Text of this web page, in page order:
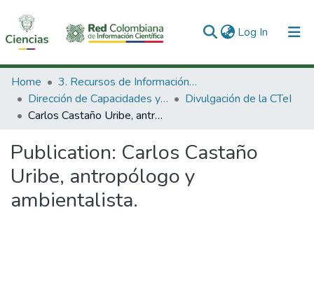
Log In (current)
Communities & Collections
All of DSpace
Home
3. Recursos de Información Científica y Tecnológica
Dirección de Capacidades y Divulgación de la CTeI
Divulgación de la CTeI
Carlos Castaño Uribe, antropólogo y ambientalista.
Publication: Carlos Castaño
Uribe, antropólogo y
ambientalista.